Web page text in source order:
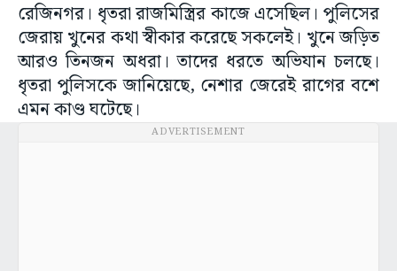
রেজিনগর। ধৃতরা রাজমিস্ত্রির কাজে এসেছিল। পুলিসের
জেরায় খুনের কথা স্বীকার করেছে সকলেই। খুনে জড়িত
আরও তিনজন অধরা। তাদের ধরতে অভিযান চলছে।
ধৃতরা পুলিসকে জানিয়েছে, নেশার জেরেই রাগের বশে
এমন কাণ্ড ঘটেছে।
ADVERTISEMENT